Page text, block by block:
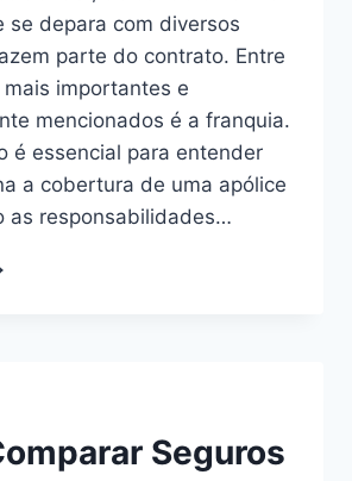
se depara com diversos
parte do contrato. Entre
importantes e
mencionados é a franquia.
é essencial para entender
a cobertura de uma apólice
as responsabilidades…
Seguros